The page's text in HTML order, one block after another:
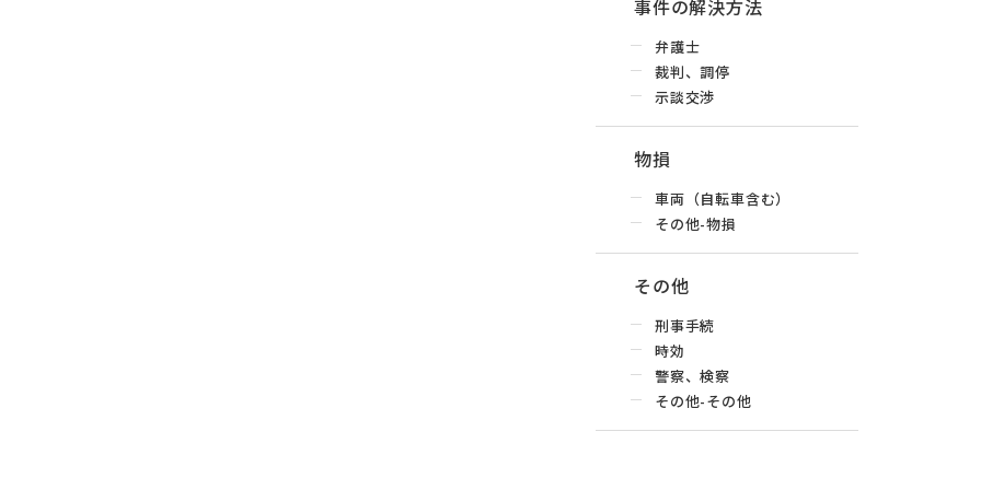
事件の解決方法
弁護士
裁判、調停
示談交渉
物損
車両（自転車含む）
その他-物損
その他
刑事手続
時効
警察、検察
その他-その他